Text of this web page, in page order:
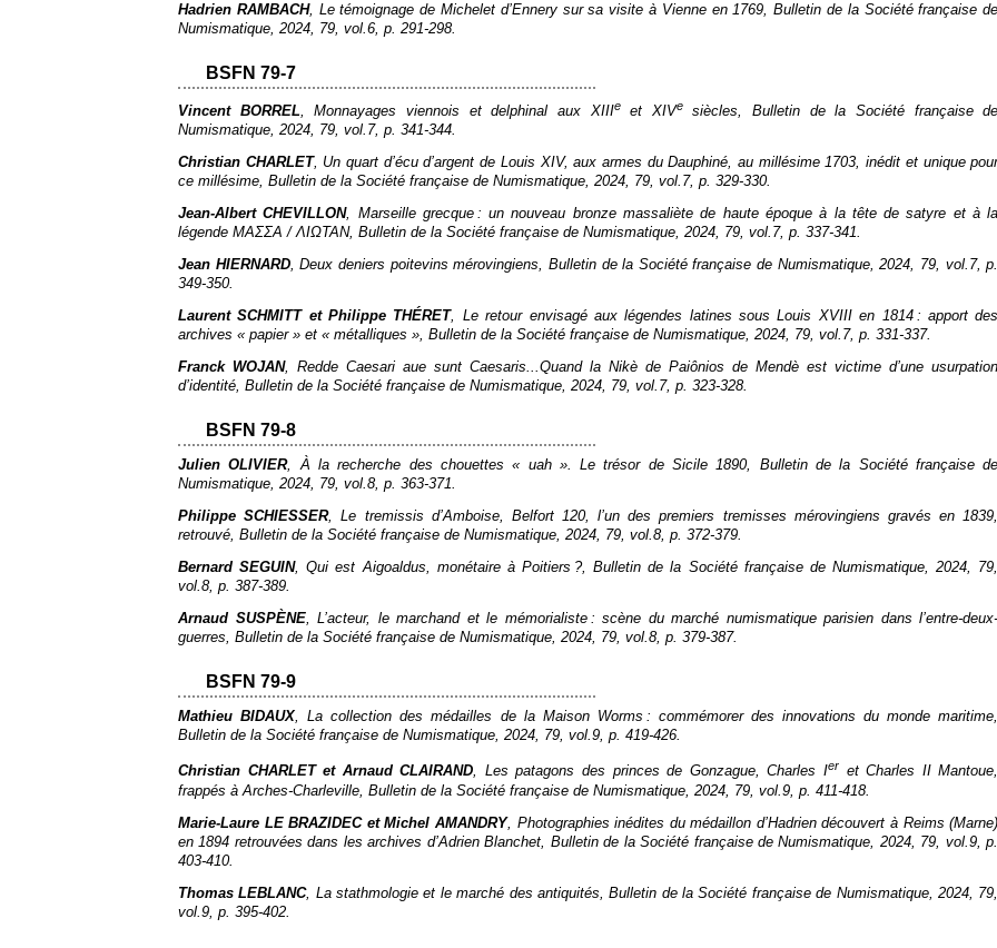
Hadrien RAMBACH, Le témoignage de Michelet d’Ennery sur sa visite à Vienne en 1769,Bulletin de la Société française de
Numismatique, 2024, 79, vol.6, p. 291‑298.
BSFN 79-7
Vincent BORREL, Monnayages viennois et delphinal aux XIIIeet XIVesiècles,Bulletin de la Société française de
Numismatique, 2024, 79, vol.7, p. 341‑344.
Christian CHARLET, Un quart d’écu d’argent de Louis XIV, aux armes du Dauphiné, au millésime 1703, inédit et unique
ce millésime, Bulletin de la Société française de Numismatique, 2024, 79, vol.7, p. 329‑330.
Jean-Albert CHEVILLON, Marseille grecque : un nouveau bronze massaliète de haute époque à la tête de satyre et à la
légende ΜΑΣΣΑ / ΛΙΩΤΑΝ, Bulletin de la Société française de Numismatique, 2024, 79, vol.7, p. 337‑341.
Jean HIERNARD, Deux deniers poitevins mérovingiens, Bulletin de la Société française de Numismatique, 2024, 79, vol.7, p.
349‑350.
Laurent SCHMITT et Philippe THÉRET, Le retour envisagé aux légendes latines sous Louis XVIII en 1814 : apport des
archives « papier » et « métalliques », Bulletin de la Société française de Numismatique, 2024, 79, vol.7, p. 331‑337.
Franck WOJAN,Redde Caesari aue sunt Caesaris...Quand laNikè de Paiônios de Mendè est victime d’une usurpation
d’identité, Bulletin de la Société française de Numismatique, 2024, 79, vol.7, p. 323‑328.
BSFN 79-8
Julien OLIVIER, À la recherche des chouettes « uah ». Le trésor de Sicile 1890, Bulletin de la Société française de
Numismatique, 2024, 79, vol.8, p. 363‑371.
Philippe SCHIESSER, Le tremissis d’Amboise, Belfort 120, l’un des premiers tremisses mérovingiens gravés en 1839,
retrouvé, Bulletin de la Société française de Numismatique, 2024, 79, vol.8, p. 372‑379.
Bernard SEGUIN, Qui estAigoaldus, monétaire à Poitiers ?,Bulletin de la Société française de Numismatique, 2024, 79,
vol.8, p. 387‑389.
Arnaud SUSPÈNE, L’acteur, le marchand et le mémorialiste : scène du marché numismatique parisien dans l’entre-deux-
guerres, Bulletin de la Société française de Numismatique, 2024, 79, vol.8, p. 379‑387.
BSFN 79-9
Mathieu BIDAUX, La collection des médailles de la Maison Worms : commémorer des innovations du monde maritime,
Bulletin de la Société française de Numismatique, 2024, 79, vol.9, p. 419‑426.
Christian CHARLET et Arnaud CLAIRAND, Les patagons des princes de Gonzague, Charles Ier et Charles II Mantoue,
frappés à Arches-Charleville, Bulletin de la Société française de Numismatique , 2024, 79, vol.9, p. 411‑418.
Marie-Laure LE BRAZIDEC et Michel AMANDRY, Photographies inédites du médaillon d’Hadrien découvert à Reims (Marne)
en 1894 retrouvées dans les archives d’Adrien Blanchet, Bulletin de la Société française de Numismatique , 2024, 79, vol.9, p.
403‑410.
Thomas LEBLANC, La stathmologie et le marché des antiquités,Bulletin de la Société française de Numismatique, 2024, 79,
vol.9, p. 395‑402.